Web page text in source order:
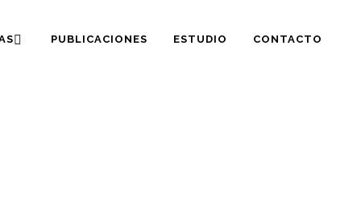
PUBLICACIONES ESTUDIO CONTACTO